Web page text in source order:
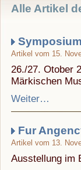
Alle Artikel
Artikel vom 15.
26./27. Otober
Märkischen
Weiter…
Fur
Artikel vom 13.
Ausstellung im